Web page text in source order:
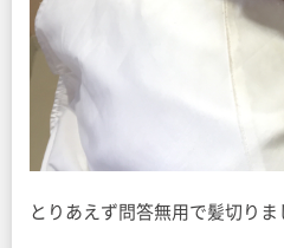
とりあえず問答無用で髪切りま